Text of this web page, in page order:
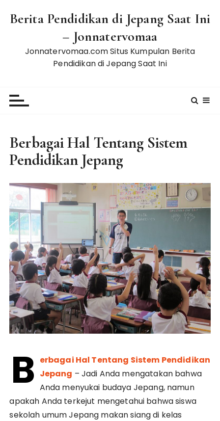
Berita Pendidikan di Jepang Saat Ini
– Jonnatervomaa
Jonnatervomaa.com Situs Kumpulan Berita
Pendidikan di Jepang Saat Ini
Berbagai Hal Tentang Sistem
Pendidikan Jepang
B erbagai Hal Tentang Sistem Pendidikan
Jepang – Jadi Anda mengatakan bahwa
Anda menyukai budaya Jepang, namun
apakah Anda terkejut mengetahui bahwa siswa
sekolah umum Jepang makan siang di kelas